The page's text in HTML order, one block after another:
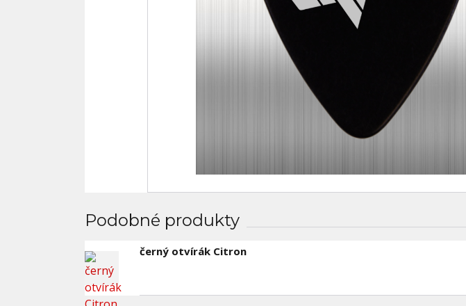
Podobné produkty
černý otvírák Citron